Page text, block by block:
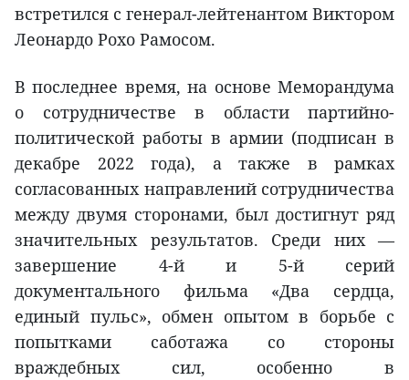
встретился с генерал-лейтенантом Виктором
Леонардо Рохо Рамосом.
В последнее время, на основе Меморандума
о сотрудничестве в области партийно-
политической работы в армии (подписан в
декабре 2022 года), а также в рамках
согласованных направлений сотрудничества
между двумя сторонами, был достигнут ряд
значительных результатов. Среди них —
завершение 4-й и 5-й серий
документального фильма «Два сердца,
единый пульс», обмен опытом в борьбе с
попытками саботажа со стороны
враждебных сил, особенно в